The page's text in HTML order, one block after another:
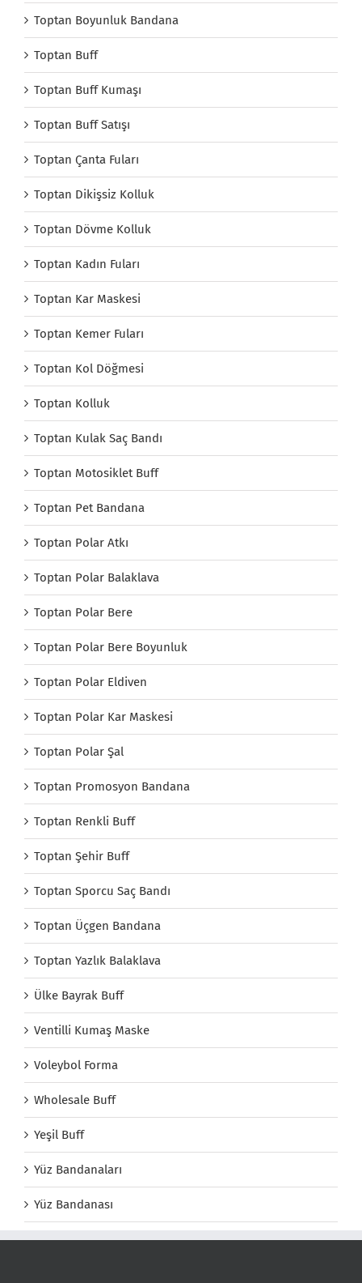
Toptan Boyunluk Bandana
Toptan Buff
Toptan Buff Kumaşı
Toptan Buff Satışı
Toptan Çanta Fuları
Toptan Dikişsiz Kolluk
Toptan Dövme Kolluk
Toptan Kadın Fuları
Toptan Kar Maskesi
Toptan Kemer Fuları
Toptan Kol Döğmesi
Toptan Kolluk
Toptan Kulak Saç Bandı
Toptan Motosiklet Buff
Toptan Pet Bandana
Toptan Polar Atkı
Toptan Polar Balaklava
Toptan Polar Bere
Toptan Polar Bere Boyunluk
Toptan Polar Eldiven
Toptan Polar Kar Maskesi
Toptan Polar Şal
Toptan Promosyon Bandana
Toptan Renkli Buff
Toptan Şehir Buff
Toptan Sporcu Saç Bandı
Toptan Üçgen Bandana
Toptan Yazlık Balaklava
Ülke Bayrak Buff
Ventilli Kumaş Maske
Voleybol Forma
Wholesale Buff
Yeşil Buff
Yüz Bandanaları
Yüz Bandanası